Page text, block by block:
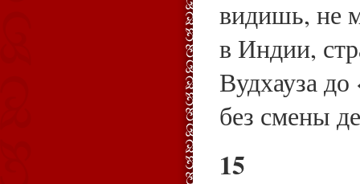
видишь, не
в Индии,
Вудхауза
без смены
15